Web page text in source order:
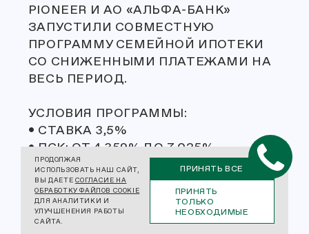
PIONEER И АО «АЛЬФА-БАНК»
ЗАПУСТИЛИ СОВМЕСТНУЮ
ПРОГРАММУ СЕМЕЙНОЙ ИПОТЕКИ
СО СНИЖЕННЫМИ ПЛАТЕЖАМИ НА
ВЕСЬ ПЕРИОД.
УСЛОВИЯ ПРОГРАММЫ:
• СТАВКА 3,5%
• ПСК: ОТ 4,359% ДО 7,025%
• СРОК КРЕДИТА ДО 30 ЛЕТ
• ПЕРВЫЙ ВЗНОС ОТ 20,1%
• МАКСИМАЛЬНАЯ СУММА КРЕДИТА
ДО 12 МЛН ₽
ПРОДОЛЖАЯ
ИСПОЛЬЗОВАТЬ НАШ САЙТ,
ВЫ ДАЕТЕ СОГЛАСИЕ НА
ОБРАБОТКУ ФАЙЛОВ COOKIE
ДЛЯ АНАЛИТИКИ И
УЛУЧШЕНЕНИЯ РАБОТЫ
САЙТА.
ПРИНЯТЬ ВСЕ
ПРИНЯТЬ
ТОЛЬКО
НЕОБХОДИМЫЕ